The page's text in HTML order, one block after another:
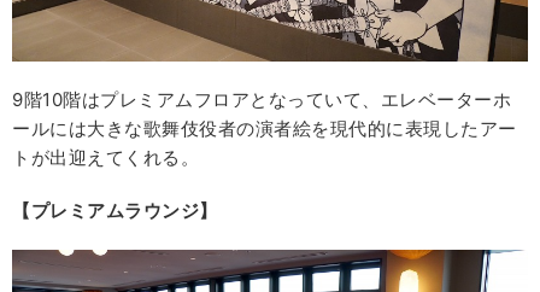
9階10階はプレミアムフロアとなっていて、エレベーターホ
ールには大きな歌舞伎役者の演者絵を現代的に表現したアー
トが出迎えてくれる。
【プレミアムラウンジ】